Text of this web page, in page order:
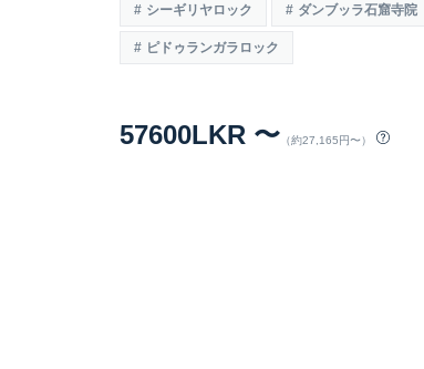
シーギリヤロック ダンブッラ石窟寺院
ピドゥランガラロック
57600LKR 〜 （約27,165円〜）